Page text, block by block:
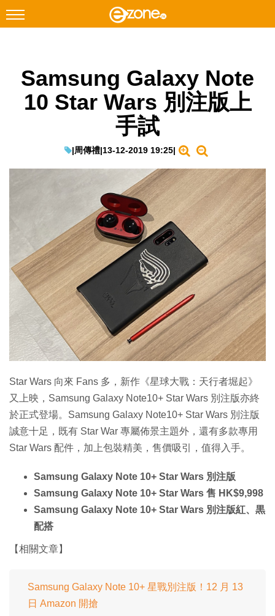
Facebook Instagram
科技焦點
教學評測
IT Times
生成式AI與雲端應用
Enterprise Digital Transformation
特集
Samsung Galaxy Note
10 Star Wars 別注版上
手試
|周傳禮|13-12-2019 19:25|
Star Wars 向來 Fans 多，新作《星球大戰：天行者堀起》
又上映，Samsung Galaxy Note10+ Star Wars 別注版亦終
於正式登場。Samsung Galaxy Note10+ Star Wars 別注版
誠意十足，既有 Star War 專屬佈景主題外，還有多款專用
Star Wars 配件，加上包裝精美，售價吸引，值得入手。
Samsung Galaxy Note 10+ Star Wars 別注版
Samsung Galaxy Note 10+ Star Wars 售 HK$9,998
Samsung Galaxy Note 10+ Star Wars 別注版紅、黒
配搭
【相關文章】
Samsung Galaxy Note 10+ 星戰別注版！12 月 13
日 Amazon 開搶